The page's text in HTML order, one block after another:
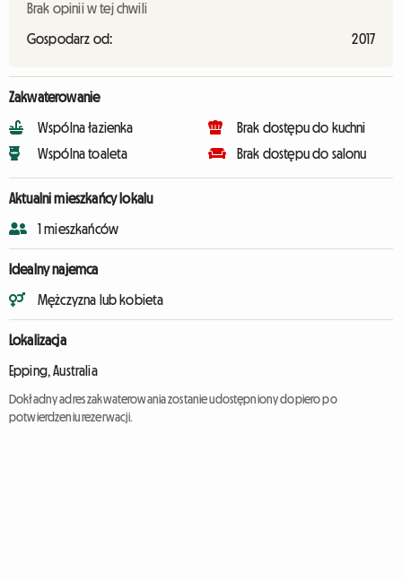
Brak opinii w tej chwili
Gospodarz od: 2017
Zakwaterowanie
Wspólna łazienka
Wspólna toaleta
Brak dostępu do kuchni
Brak dostępu do salonu
Aktualni mieszkańcy lokalu
1 mieszkańców
Idealny najemca
Mężczyzna lub kobieta
Lokalizacja
Epping, Australia
Dokładny adres zakwaterowania zostanie udostępniony dopiero po
potwierdzeniu rezerwacji.